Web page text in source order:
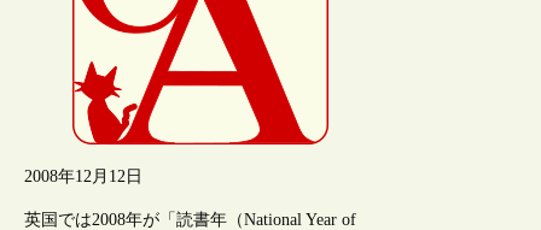
2008年12月12日
英国では2008年が「読書年（National Year of